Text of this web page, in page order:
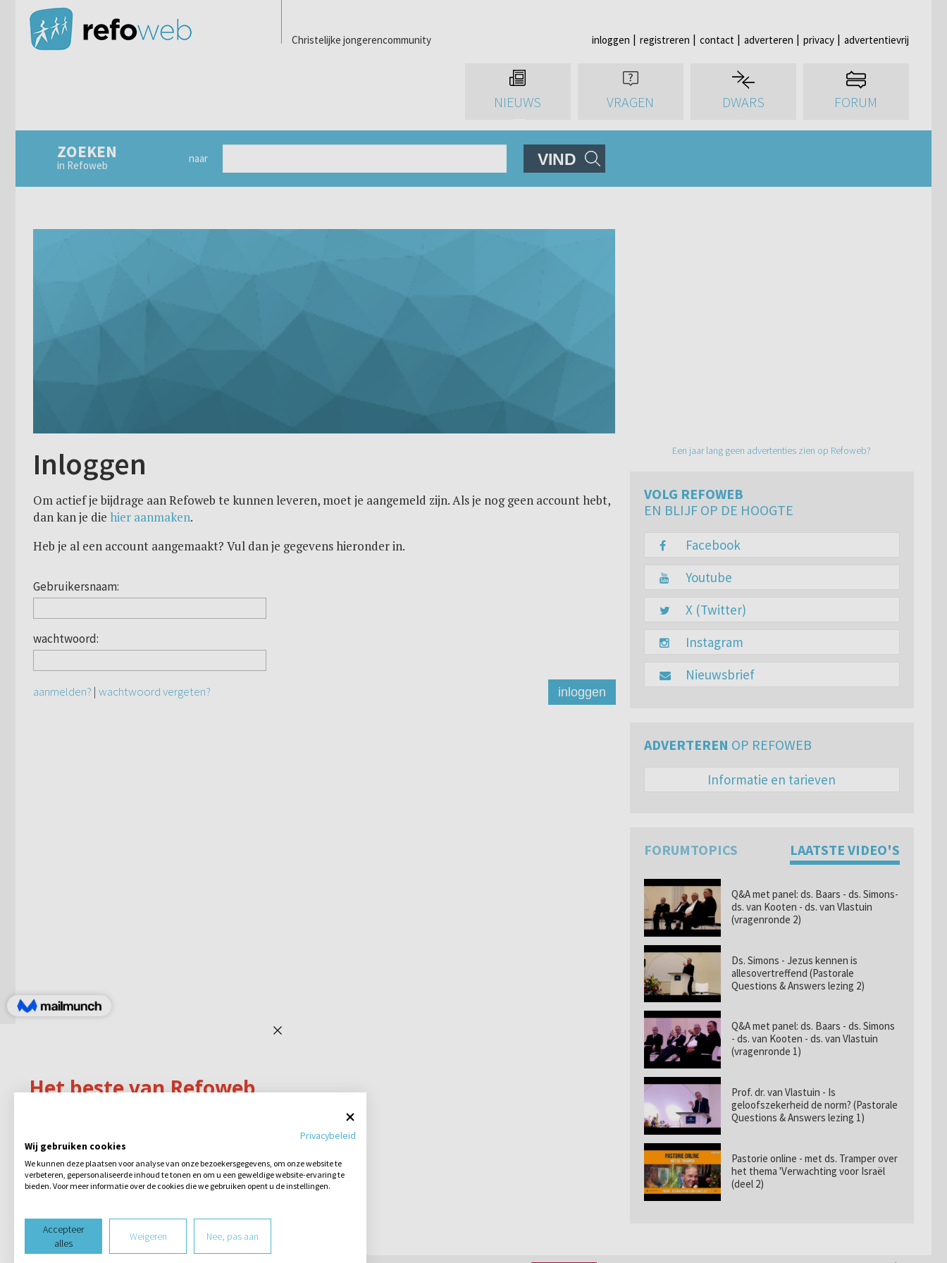
Christelijke jongerencommunity inloggen registreren contact adverteren privacy advertentievrij
NIEUWS VRAGEN DWARS FORUM
ZOEKEN
in Refoweb
naar VIND
Inloggen
Om actief je bijdrage aan Refoweb te kunnen leveren, moet je aangemeld zijn. Als je nog geen account hebt,
dan kan je die hier aanmaken.
Heb je al een account aangemaakt? Vul dan je gegevens hieronder in.
Gebruikersnaam:
wachtwoord:
aanmelden? | wachtwoord vergeten? inloggen
Een jaar lang geen advertenties zien op Refoweb?
VOLG REFOWEB
EN BLIJF OP DE HOOGTE
Facebook
Youtube
X (Twitter)
Instagram
Nieuwsbrief
ADVERTEREN OP REFOWEB
Informatie en tarieven
FORUMTOPICS LAATSTE VIDEO'S
Q&A met panel: ds. Baars - ds. Simons-
ds. van Kooten - ds. van Vlastuin
(vragenronde 2)
Ds. Simons - Jezus kennen is
allesovertreffend (Pastorale
Questions & Answers lezing 2)
Q&A met panel: ds. Baars - ds. Simons
- ds. van Kooten - ds. van Vlastuin
(vragenronde 1)
Prof. dr. van Vlastuin - Is
geloofszekerheid de norm? (Pastorale
Questions & Answers lezing 1)
Pastorie online - met ds. Tramper over
het thema 'Verwachting voor Israël
(deel 2)
Privacybeleid
Wij gebruiken cookies
We kunnen deze plaatsen voor analyse van onze bezoekersgegevens, om onze website te
verbeteren, gepersonaliseerde inhoud te tonen en om u een geweldige website-ervaring te
bieden. Voor meer informatie over de cookies die we gebruiken opent u de instellingen.
Accepteer
alles
Weigeren Nee, pas aan